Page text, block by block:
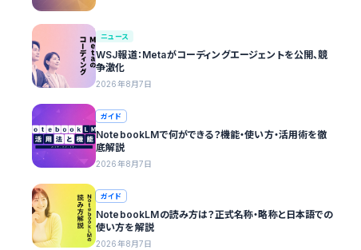
ニュース
WSJ報道：Metaがコーディングエージェントを公開、競
争激化
2026年8月7日
ガイド
NotebookLMで何ができる？機能・使い方・活用術を徹
底解説
2026年8月7日
ガイド
NotebookLMの読み方は？正式名称・略称と日本語での
使い方を解説
2026年8月7日